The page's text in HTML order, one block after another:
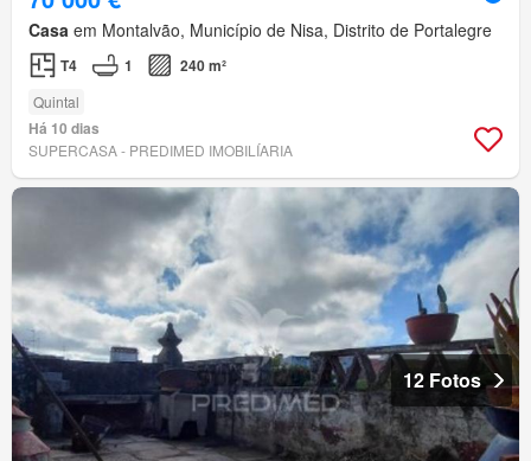
Casa em Montalvão, Município de Nisa, Distrito de Portalegre
T4 1 240 m²
Quintal
Há 10 dias
SUPERCASA - PREDIMED IMOBILÍARIA
12 Fotos